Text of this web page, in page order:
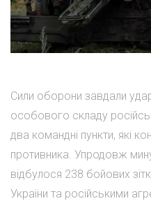
Сили оборони завдали
особового складу
два командні пункти, які
противника. Упродовж
відбулося 238 бойових
України та російськими